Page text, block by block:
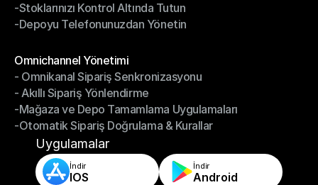
-Hızlı, Doğru Paketleme ve Gönderim
-Stoklarınızı Kontrol Altında Tutun
-Stoklarınızı Kontrol Altında Tutun
-Depoyu Telefonunuzdan Yönetin
Omnichannel Yönetimi
Omnichannel Yönetimi
- Omnikanal Sipariş Senkronizasyonu
- Omnikanal Sipariş Senkronizasyonu
- Akıllı Sipariş Yönlendirme
- Akıllı Sipariş Yönlendirme
-Mağaza ve Depo Tamamlama Uygulamaları
-Mağaza ve Depo Tamamlama Uygulamaları
-Otomatik Sipariş Doğrulama & Kurallar
-Otomatik Sipariş Doğrulama & Kurallar
Uygulamalar
İndir
IOS
İndir
Android